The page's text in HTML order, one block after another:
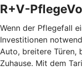
R+V-
Wenn der Pflegefall
Investitionen
Auto, breitere Türen,
Zuhause. Mit dem